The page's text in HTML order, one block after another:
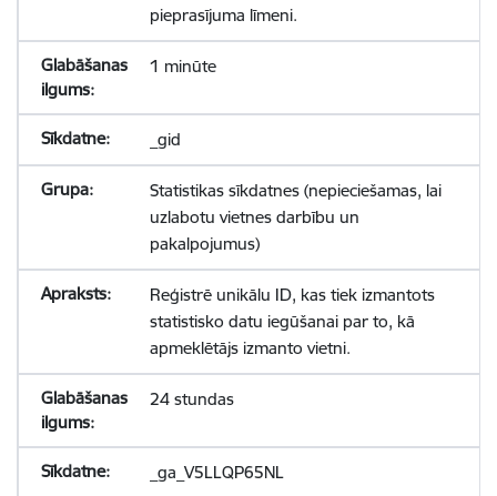
pieprasījuma līmeni.
1 minūte
_gid
Statistikas sīkdatnes (nepieciešamas, lai
uzlabotu vietnes darbību un
pakalpojumus)
Reģistrē unikālu ID, kas tiek izmantots
statistisko datu iegūšanai par to, kā
apmeklētājs izmanto vietni.
24 stundas
_ga_V5LLQP65NL